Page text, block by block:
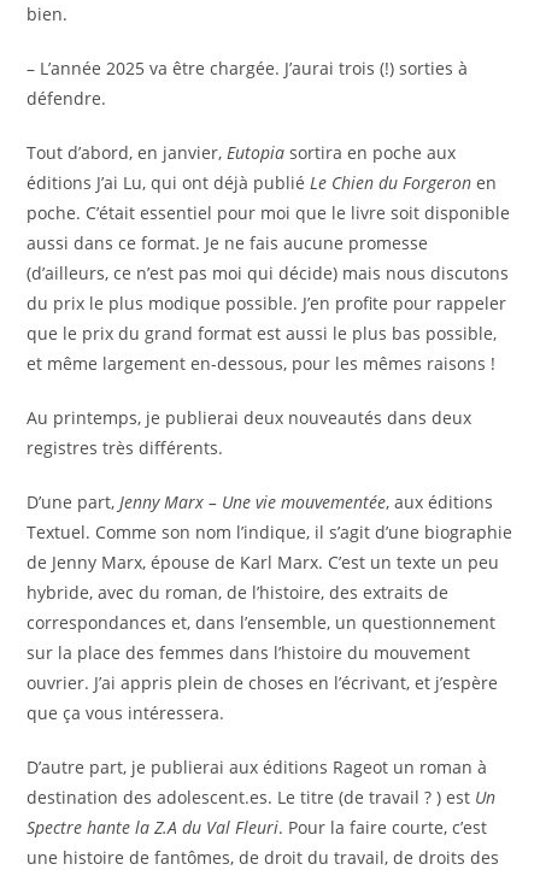
bien.
– L’année 2025 va être chargée. J’aurai trois (!) sorties à
défendre.
Tout d’abord, en janvier, Eutopia sortira en poche aux
éditions J’ai Lu, qui ont déjà publié Le Chien du Forgeron en
poche. C’était essentiel pour moi que le livre soit disponible
aussi dans ce format. Je ne fais aucune promesse
(d’ailleurs, ce n’est pas moi qui décide) mais nous discutons
du prix le plus modique possible. J’en profite pour rappeler
que le prix du grand format est aussi le plus bas possible,
et même largement en-dessous, pour les mêmes raisons !
Au printemps, je publierai deux nouveautés dans deux
registres très différents.
D’une part, Jenny Marx – Une vie mouvementée, aux éditions
Textuel. Comme son nom l’indique, il s’agit d’une biographie
de Jenny Marx, épouse de Karl Marx. C’est un texte un peu
hybride, avec du roman, de l’histoire, des extraits de
correspondances et, dans l’ensemble, un questionnement
sur la place des femmes dans l’histoire du mouvement
ouvrier. J’ai appris plein de choses en l’écrivant, et j’espère
que ça vous intéressera.
D’autre part, je publierai aux éditions Rageot un roman à
destination des adolescent.es. Le titre (de travail ? ) est Un
Spectre hante la Z.A du Val Fleuri. Pour la faire courte, c’est
une histoire de fantômes, de droit du travail, de droits des